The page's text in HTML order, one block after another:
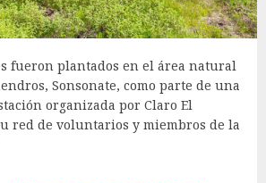
fueron plantados en el área natural
Sonsonate, como parte de una
organizada por Claro El
red de voluntarios y miembros de la